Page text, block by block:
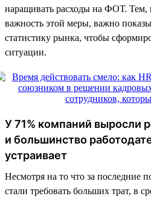
наращивать расходы на ФОТ. Тем,
важность этой меры, важно
статистику рынка, чтобы
ситуации.
У 71% компаний выросли
и большинство
устраивает
Несмотря на то что за последние
стали требовать больших трат, в